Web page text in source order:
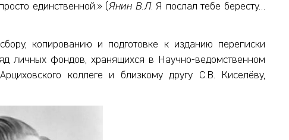
единственной.» (Янин В.Л. Я послал тебе бересту…
копированию и подготовке к изданию переписки
личных фондов, хранящихся в Научно-ведомственном
коллеге и близкому другу С.В. Киселёву,